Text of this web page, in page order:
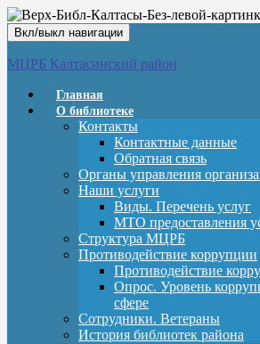
Вкл/выкл навигации
МЦРБ Калтасинский район
Главная
О библиотеке
Контакты
Контактные данные
Обратная связь
Органы управления
Наши услуги
Виды. Перечень услуг
МТО предоставления
Структура МЦРБ
Противодействие коррупции
Противодействие
Опрос. Уровень
сфере
Сотрудники. Ветераны
История библиотек района